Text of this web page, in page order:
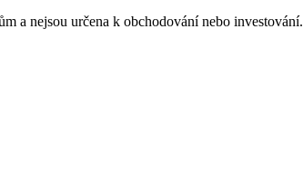
a nejsou určena k obchodování nebo investování.